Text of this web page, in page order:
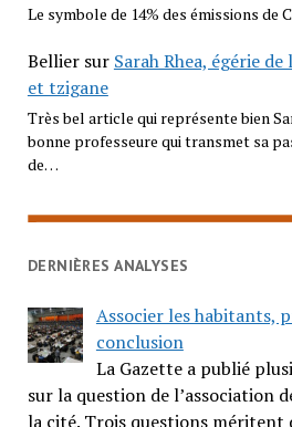
Le symbole de 14% des émissions de
Belliersur Sarah Rhea, égérie
et tzigane
Très bel article qui représente bien
bonne professeure qui transmet sa
de…
DERNIÈRES ANALYSES
Associer les habitants,
conclusion
La Gazette a publié
sur la question de l’association
la cité. Trois questions méritent